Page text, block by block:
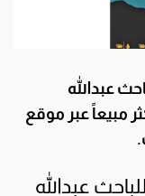
عبدالله
مبيعاً عبر موقع
عبدالله